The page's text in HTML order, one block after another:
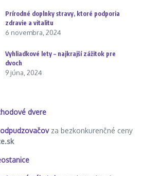
Prírodné doplnky stravy, ktoré podporia
zdravie a vitalitu
6 novembra, 2024
Vyhliadkové lety – najkrajší zážitok pre
dvoch
9 júna, 2024
dvere
za bezkonkurenčné ceny